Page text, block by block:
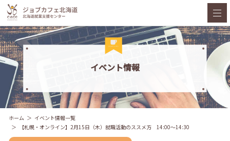
イベント情報
ホーム
イベント情報一覧
【札幌・オンライン】2月15日（木）就職活動のススメ方 14:00～14:30